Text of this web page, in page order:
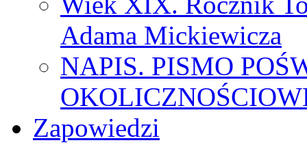
Adama Mickiewicza
NAPIS. PISMO
Zapowiedzi